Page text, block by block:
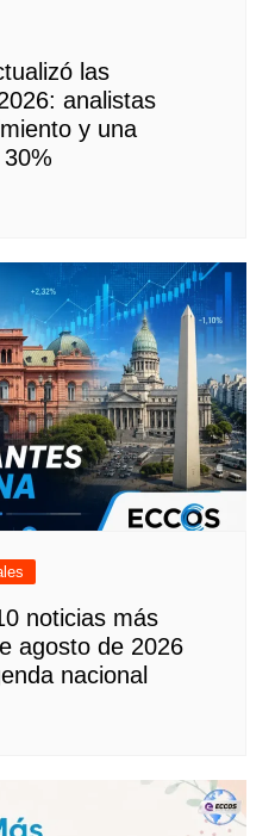
las
analistas
y una
noticias más
agosto de 2026
nacional